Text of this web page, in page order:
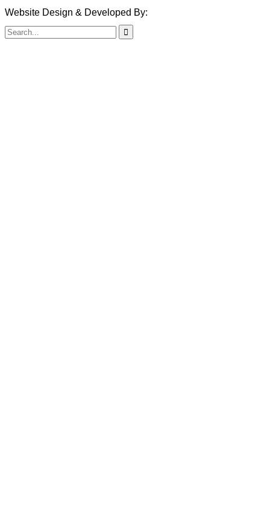
Website Design & Developed By: